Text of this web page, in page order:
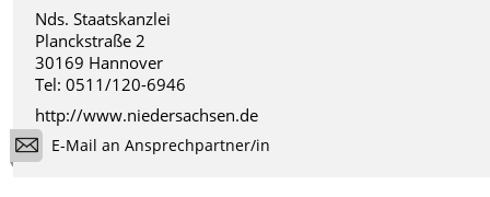
Nds. Staatskanzlei
Planckstraße 2
30169 Hannover
Tel: 0511/120-6946
http://www.niedersachsen.de
E-Mail an Ansprechpartner/in